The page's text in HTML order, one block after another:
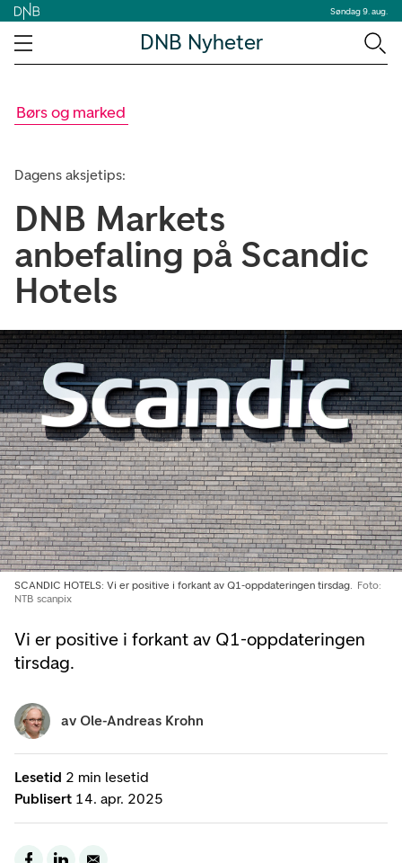
Søndag 9. aug.
DNB Nyheter
Børs og marked
Dagens aksjetips:
DNB Markets
anbefaling på Scandic
Hotels
Vi er positive i forkant av Q1-oppdateringen
tirsdag.
SCANDIC HOTELS: Vi er positive i forkant av Q1-oppdateringen tirsdag.
Foto:
NTB scanpix
Lesetid 2 min lesetid
Publisert 14. apr. 2025
av Ole-Andreas Krohn